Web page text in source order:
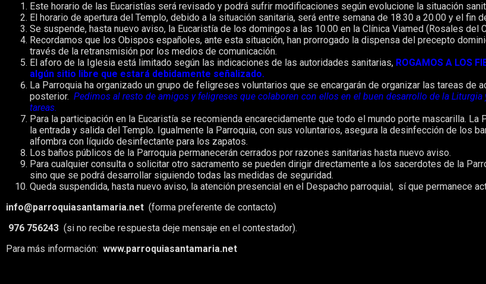
Este horario de las Eucaristías será revisado y podrá sufrir modificaciones según evolucione la situación
El horario de apertura del Templo, debido a la situación sanitaria, será entre semana de 18.30 a 20.00 y el fin
Se suspende, hasta nuevo aviso, la Eucaristía de los domingos a las 10.00 en la Clínica Viamed (Rosales del
Recordamos que los Obispos españoles, ante esta situación, han prorrogado la dispensa del precepto
través de la retransmisión por los medios de comunicación.
El aforo de la Iglesia está limitado según las indicaciones de las autoridades sanitarias, ROGAMOS A LOS
algún sitio libre que estará debidamente señalizado.
La Parroquia ha organizado un grupo de feligreses voluntarios que se encargarán de organizar las tareas
posterior. Pedimos al resto de amigos y feligreses que colaboren con ellos en el buen desarrollo de la
tareas.
Para la participación en la Eucaristía se recomienda encarecidamente que todo el mundo porte mascarilla.
la entrada y salida del Templo. Igualmente la Parroquia, con sus voluntarios, asegura la desinfección de los
alfombra con líquido desinfectante para los zapatos.
Los baños públicos de la Parroquia permanecerán cerrados por razones sanitarias hasta nuevo aviso.
Para cualquier consulta o solicitar otro sacramento se pueden dirigir directamente a los sacerdotes de la
sino que se podrá desarrollar siguiendo todas las medidas de seguridad.
Queda suspendida, hasta nuevo aviso, la atención presencial en el Despacho parroquial, sí que permanece
info@parroquiasantamaria.net (forma preferente de contacto)
976 756243 (si no recibe respuesta deje mensaje en el contestador).
Para más información: www.parroquiasantamaria.net